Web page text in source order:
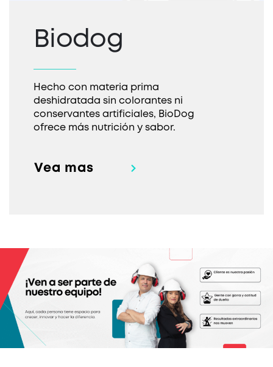
Biodog
Hecho con materia prima
deshidratada sin colorantes ni
conservantes artificiales, BioDog
ofrece más nutrición y sabor.
Vea mas